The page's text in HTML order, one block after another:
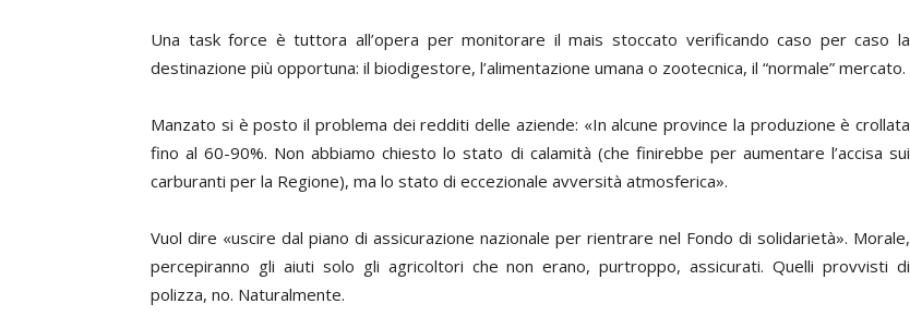
Una task force è tuttora all’opera per monitorare il mais stoccato verificando caso per caso la
destinazione più opportuna: il biodigestore, l’alimentazione umana o zootecnica, il “normale” mercato.
Manzato si è posto il problema dei redditi delle aziende: «In alcune province la produzione è crollata
fino al 60-90%. Non abbiamo chiesto lo stato di calamità (che finirebbe per aumentare l’accisa sui
carburanti per la Regione), ma lo stato di eccezionale avversità atmosferica».
Vuol dire «uscire dal piano di assicurazione nazionale per rientrare nel Fondo di solidarietà». Morale,
percepiranno gli aiuti solo gli agricoltori che non erano, purtroppo, assicurati. Quelli provvisti di
polizza, no. Naturalmente.